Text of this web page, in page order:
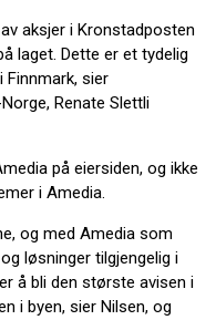
aksjer i Kronstadposten
laget. Dette er et tydelig
sier
Renate Slettli
på eiersiden, og ikke
i Amedia.
og med Amedia som
løsninger tilgjengelig i
å bli den største avisen i
i byen, sier Nilsen, og